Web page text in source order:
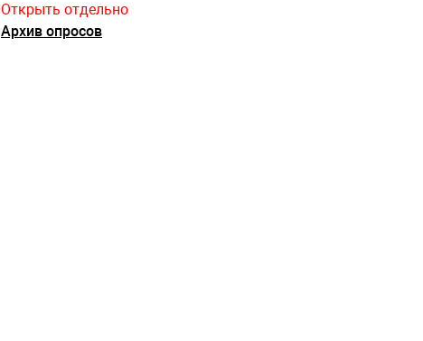
Открыть отдельно
Архив опросов